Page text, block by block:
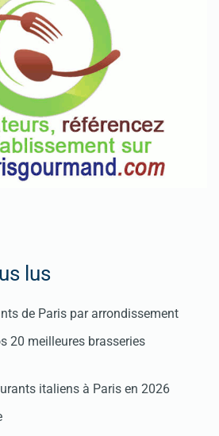
lus
de Paris par arrondissement
20 meilleures brasseries
italiens à Paris en 2026